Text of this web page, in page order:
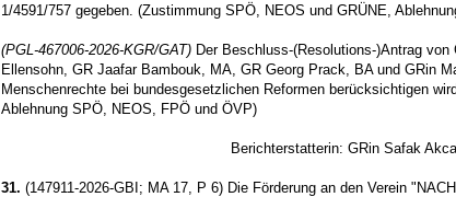
1/4591/757 gegeben. (Zustimmung SPÖ, NEOS und GRÜNE,
(PGL-467006-2026-KGR/GAT)Der Beschluss-(Resolutions-)Antrag von
Ellensohn, GR Jaafar Bambouk, MA, GR Georg Prack, BA und GRin
Menschenrechte bei bundesgesetzlichen Reformen berücksichtigen
Ablehnung SPÖ, NEOS, FPÖ und ÖVP)
Berichterstatterin: GRin Safak
31. (147911-2026-GBI; MA 17, P 6) Die Förderung an den Verein